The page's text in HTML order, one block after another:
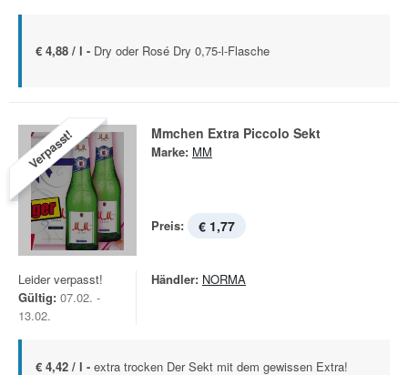
€ 4,88 / l - Dry oder Rosé Dry 0,75-l-Flasche
Verpasst! Mmchen Extra Piccolo Sekt
Marke: MM
Preis: € 1,77
Leider verpasst!
Gültig: 07.02. -
13.02.
Händler: NORMA
€ 4,42 / l - extra trocken Der Sekt mit dem gewissen Extra!